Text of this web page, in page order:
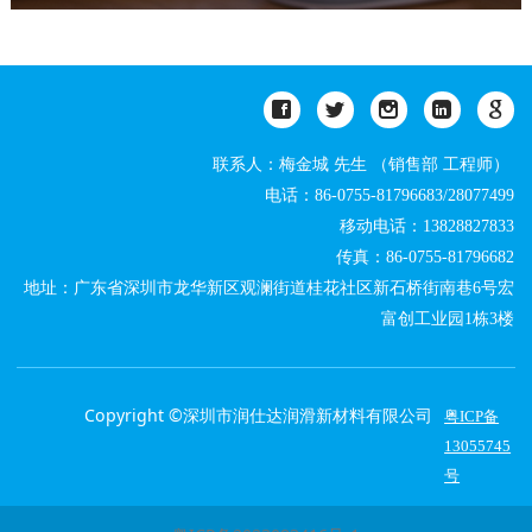
联系人：梅金城 先生 （销售部 工程师）
电话：86-0755-81796683/28077499
移动电话：13828827833
传真：86-0755-81796682
地址：广东省深圳市龙华新区观澜街道桂花社区新石桥街南巷6号宏
富创工业园1栋3楼
Copyright ©深圳市润仕达润滑新材料有限公司
粤ICP备
13055745
号